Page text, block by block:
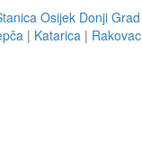
Osijek Donji Grad
| Katarica | Rakovac